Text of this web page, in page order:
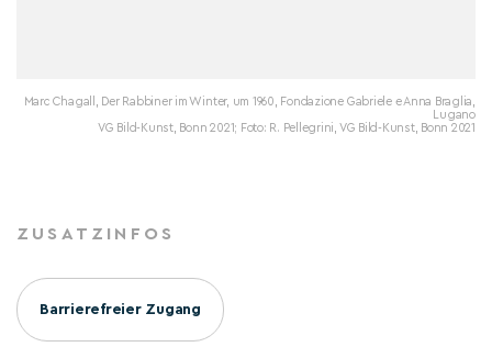
Marc Chagall, Der Rabbiner im Winter, um 1960, Fondazione Gabriele e Anna Braglia,
Lugano
VG Bild-Kunst, Bonn 2021; Foto: R. Pellegrini, VG Bild-Kunst, Bonn 2021
ZUSATZINFOS
Barrierefreier Zugang